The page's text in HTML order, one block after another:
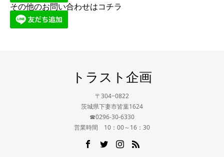
その他のお問い合わせはコチラ
トラスト企画
〒304−0822
茨城県下妻市皆葉1624
☎0296-30-6330
営業時間 10：00～16：30